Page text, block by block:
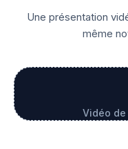
Une présentation
même
Vidéo